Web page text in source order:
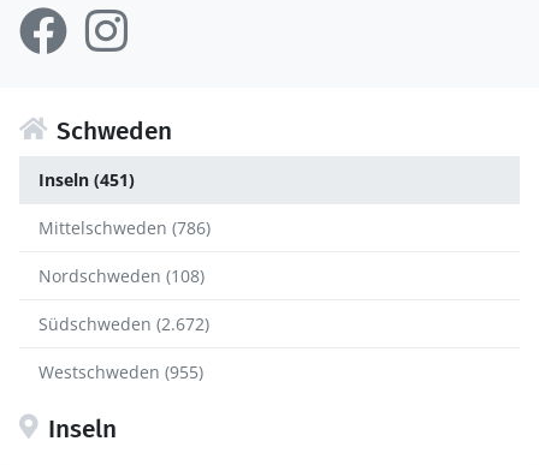
Schweden
Inseln (451)
Mittelschweden (786)
Nordschweden (108)
Südschweden (2.672)
Westschweden (955)
Inseln